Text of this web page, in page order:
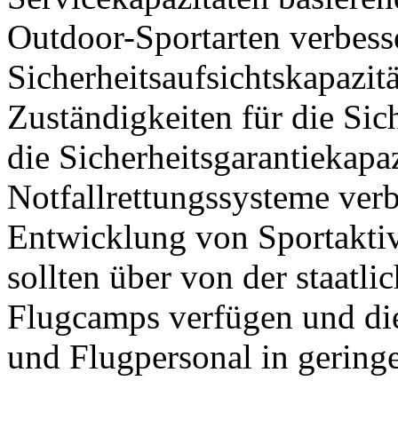
Outdoor-Sportarten
Zuständigkeiten für die
die
Notfallrettungssysteme
Entwicklung von
sollten über von der
Flugcamps verfügen und
und Flugpersonal in